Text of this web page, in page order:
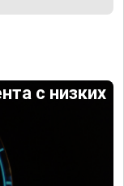
с низких